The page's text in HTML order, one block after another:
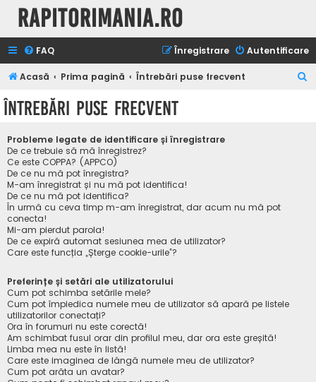
Rapitorimania.ro
FAQ Autentificare
Înregistrare
Acasă Prima pagină Întrebări puse frecvent
Întrebări puse frecvent
Probleme legate de identificare și înregistrare
De ce trebuie să mă înregistrez?
Ce este COPPA? (APPCO)
De ce nu mă pot înregistra?
M-am înregistrat și nu mă pot identifica!
De ce nu mă pot identifica?
În urmă cu ceva timp m-am înregistrat, dar acum nu mă pot
conecta!
Mi-am pierdut parola!
De ce expiră automat sesiunea mea de utilizator?
Care este funcția „Șterge cookie-urile”?
Preferințe și setări ale utilizatorului
Cum pot schimba setările mele?
Cum pot împiedica numele meu de utilizator să apară pe listele
utilizatorilor conectați?
Ora în forumuri nu este corectă!
Am schimbat fusul orar din profilul meu, dar ora este greșită!
Limba mea nu este în listă!
Care este imaginea de lângă numele meu de utilizator?
Cum pot arăta un avatar?